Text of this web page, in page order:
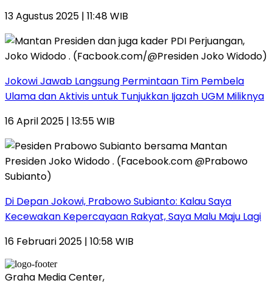
13 Agustus 2025 | 11:48 WIB
Jokowi Jawab Langsung Permintaan Tim Pembela
Ulama dan Aktivis untuk Tunjukkan Ijazah UGM Miliknya
16 April 2025 | 13:55 WIB
Di Depan Jokowi, Prabowo Subianto: Kalau Saya
Kecewakan Kepercayaan Rakyat, Saya Malu Maju Lagi
16 Februari 2025 | 10:58 WIB
Graha Media Center,